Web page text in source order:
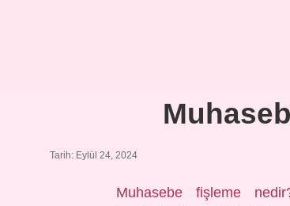
Tarih: Eylül 24, 2024
Muhasebe fişleme